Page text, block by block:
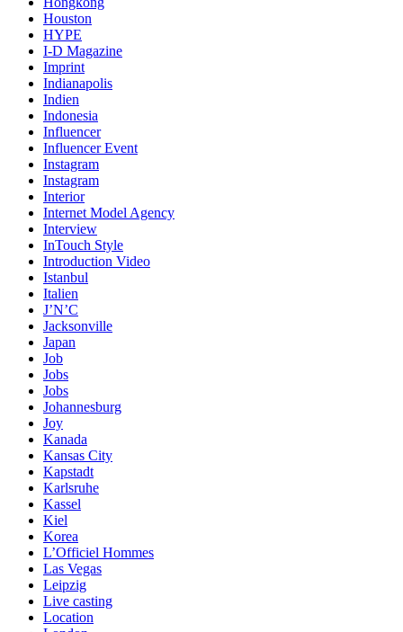
Houston
HYPE
I-D Magazine
Imprint
Indianapolis
Indien
Indonesia
Influencer
Influencer Event
Instagram
Instagram
Interior
Internet Model Agency
Interview
InTouch Style
Introduction Video
Istanbul
Italien
J’N’C
Jacksonville
Japan
Job
Jobs
Jobs
Johannesburg
Joy
Kanada
Kansas City
Kapstadt
Karlsruhe
Kassel
Kiel
Korea
L’Officiel Hommes
Las Vegas
Leipzig
Live casting
Location